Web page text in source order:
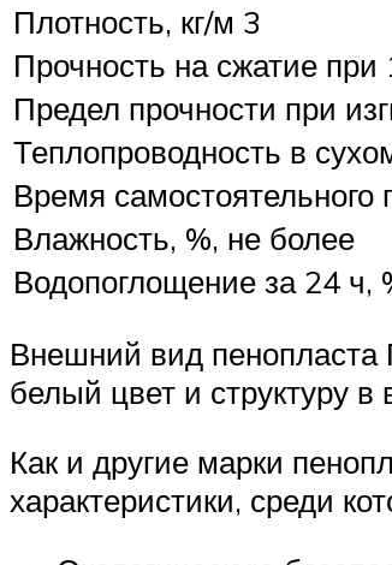
Плотность, кг/м 3
Прочность на сжатие
Предел прочности при
Теплопроводность в
Время
Влажность, %, не более
Водопоглощение за 24 ч,
Внешний вид пенопласта
белый цвет и структуру
Как и другие марки
характеристики, среди